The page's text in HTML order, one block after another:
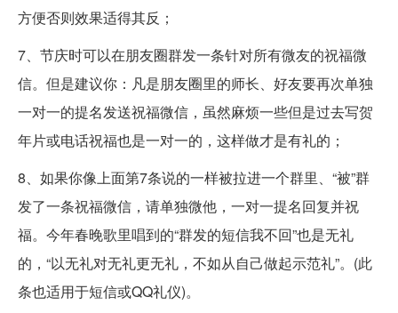
方便否则效果适得其反；
7、节庆时可以在朋友圈群发一条针对所有微友的祝福微
信。但是建议你：凡是朋友圈里的师长、好友要再次单独
一对一的提名发送祝福微信，虽然麻烦一些但是过去写贺
年片或电话祝福也是一对一的，这样做才是有礼的；
8、如果你像上面第7条说的一样被拉进一个群里、“被”群
发了一条祝福微信，请单独微他，一对一提名回复并祝
福。今年春晚歌里唱到的“群发的短信我不回”也是无礼
的，“以无礼对无礼更无礼，不如从自己做起示范礼”。(此
条也适用于短信或QQ礼仪)。